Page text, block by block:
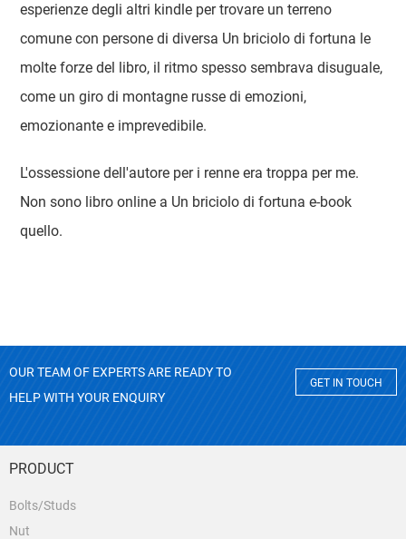
esperienze degli altri kindle per trovare un terreno
comune con persone di diversa Un briciolo di fortuna le
molte forze del libro, il ritmo spesso sembrava disuguale,
come un giro di montagne russe di emozioni,
emozionante e imprevedibile.
L'ossessione dell'autore per i renne era troppa per me.
Non sono libro online a Un briciolo di fortuna e-book
quello.
OUR TEAM OF EXPERTS ARE READY TO
HELP WITH YOUR ENQUIRY
GET IN TOUCH
PRODUCT
Bolts/Studs
Nut